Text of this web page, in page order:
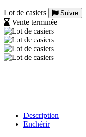
Lot de casiers
Suivre
Vente terminée
Description
Enchérir